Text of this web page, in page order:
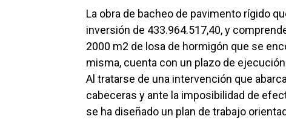
La obra de bacheo de pavimento rígido
inversión de 433.964.517,40, y
2000 m2 de losa de hormigón que se
misma, cuenta con un plazo de
Al tratarse de una intervención que
cabeceras y ante la imposibilidad de
se ha diseñado un plan de trabajo